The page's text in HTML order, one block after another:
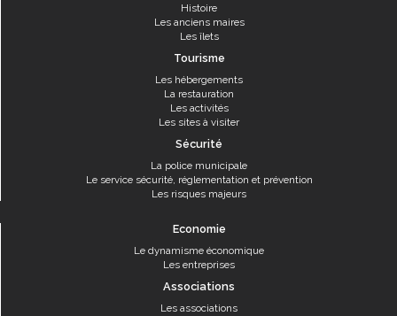
Histoire
Les anciens maires
Les îlets
Tourisme
Les hébergements
La restauration
Les activités
Les sites à visiter
Sécurité
La police municipale
Le service sécurité, réglementation et prévention
Les risques majeurs
Economie
Le dynamisme économique
Les entreprises
Associations
Les associations